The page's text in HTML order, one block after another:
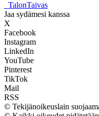
TalonTaivas
Jaa sydämesi kanssa
X
Facebook
Instagram
LinkedIn
YouTube
Pinterest
TikTok
Mail
RSS
© Tekijänoikeuslain